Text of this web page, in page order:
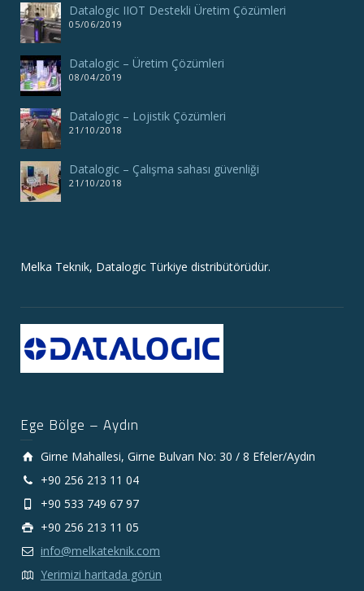
Datalogic IIOT Destekli Üretim Çözümleri
05/06/2019
Datalogic – Üretim Çözümleri
08/04/2019
Datalogic – Lojistik Çözümleri
21/10/2018
Datalogic – Çalışma sahası güvenliği
21/10/2018
Melka Teknik, Datalogic Türkiye distribütörüdür.
Ege Bölge – Aydın
Girne Mahallesi, Girne Bulvarı No: 30 / 8 Efeler/Aydın
+90 256 213 11 04
+90 533 749 67 97
+90 256 213 11 05
info@melkateknik.com
Yerimizi haritada görün